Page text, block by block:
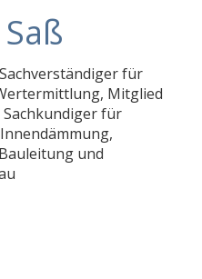
Ausbau und Fassade
wasserbauliche Anlagen
& Partner
für
Mitglied
Sachkundiger für
und